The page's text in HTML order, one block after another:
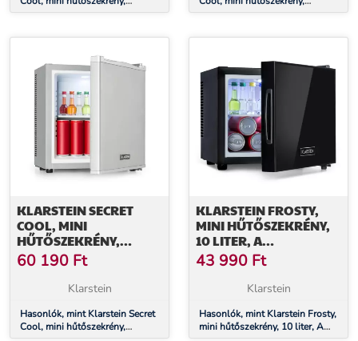
minibár, 13 liter, G
fekete
minibár, 13 liter, G
fehér
KLARSTEIN SECRET
COOL, MINI
HŰTŐSZEKRÉNY,
MINIBÁR, 13 LITER, G
ENERGIAHATÉKONYSÁGI
OSZTÁLY, EZÜST
60 190 Ft
Klarstein
Hasonlók, mint Klarstein Secret
Cool, mini hűtőszekrény,
KLARSTEIN FROSTY,
MINI HŰTŐSZEKRÉNY,
10 LITER, A
ENERGIAHATÉKONYSÁGI
OSZTÁLY, TÜKÖRÜVEG
AJTÓ, FEKETE
43 990 Ft
Klarstein
Hasonlók, mint Klarstein Frosty,
mini hűtőszekrény, 10 liter, A